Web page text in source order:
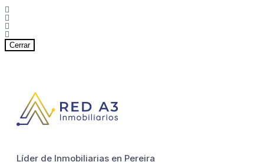
Cerrar
Líder de Inmobiliarias en Pereira